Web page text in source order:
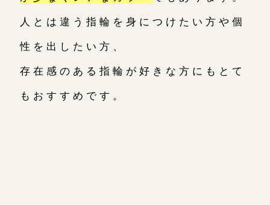
人とは違う指輪を身につけたい方や個
性を出したい方、
存在感のある指輪が好きな方にもとて
もおすすめです。